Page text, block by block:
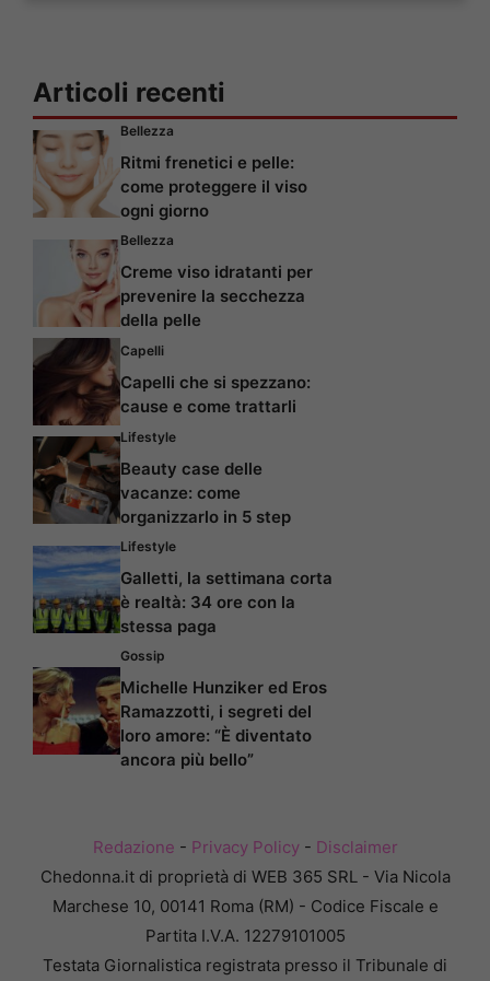
Articoli recenti
Bellezza
Ritmi frenetici e pelle:
come proteggere il viso
ogni giorno
Bellezza
Creme viso idratanti per
prevenire la secchezza
della pelle
Capelli
Capelli che si spezzano:
cause e come trattarli
Lifestyle
Beauty case delle
vacanze: come
organizzarlo in 5 step
Lifestyle
Galletti, la settimana corta
è realtà: 34 ore con la
stessa paga
Gossip
Michelle Hunziker ed Eros
Ramazzotti, i segreti del
loro amore: “È diventato
ancora più bello”
Redazione - Privacy Policy- Disclaimer
Chedonna.it di proprietà di WEB 365 SRL - Via Nicola
Marchese 10, 00141 Roma (RM) - Codice Fiscale e
Partita I.V.A. 12279101005
Testata Giornalistica registrata presso il Tribunale di